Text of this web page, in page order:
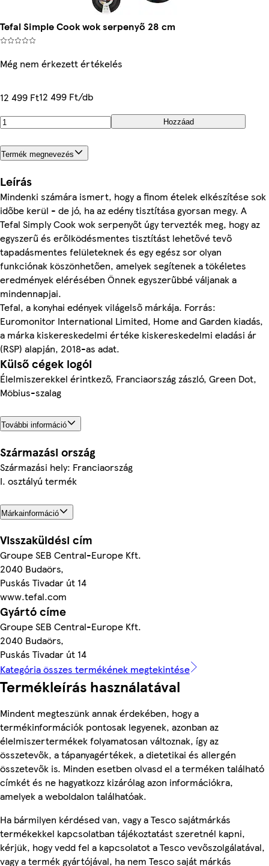
Tefal Simple Cook wok serpenyő 28 cm
Még nem érkezett értékelés
12 499 Ft12 499 Ft/db
Hozzáad
Termék megnevezés
Leírás
Mindenki számára ismert, hogy a finom ételek elkészítése sok
időbe kerül - de jó, ha az edény tisztítása gyorsan megy. A
Tefal Simply Cook wok serpenyőt úgy tervezték meg, hogy az
egyszerű és erőlködésmentes tisztítást lehetővé tevő
tapadásmentes felületeknek és egy egész sor olyan
funkciónak köszönhetően, amelyek segítenek a tökéletes
eredmények elérésében Önnek egyszerűbbé váljanak a
mindennapjai.
Tefal, a konyhai edények világelső márkája. Forrás:
Euromonitor International Limited, Home and Garden kiadás,
a márka kiskereskedelmi értéke kiskereskedelmi eladási ár
(RSP) alapján, 2018-as adat.
Külső cégek logói
Élelmiszerekkel érintkező, Franciaország zászló, Green Dot,
Möbius-szalag
További információ
Származási ország
Származási hely: Franciaország
I. osztályú termék
Márkainformáció
Visszaküldési cím
Groupe SEB Central-Europe Kft.
2040 Budaörs,
Puskás Tivadar út 14
www.tefal.com
Gyártó címe
Groupe SEB Central-Europe Kft.
2040 Budaörs,
Puskás Tivadar út 14
Kategória összes termékének megtekintése
Termékleírás használatával
Mindent megteszünk annak érdekében, hogy a
termékinformációk pontosak legyenek, azonban az
élelmiszertermékek folyamatosan változnak, így az
összetevők, a tápanyagértékek, a dietetikai és allergén
összetevők is. Minden esetben olvasd el a terméken található
címkét és ne hagyatkozz kizárólag azon információkra,
amelyek a weboldalon találhatóak.
Ha bármilyen kérdésed van, vagy a Tesco sajátmárkás
termékekkel kapcsolatban tájékoztatást szeretnél kapni,
kérjük, hogy vedd fel a kapcsolatot a Tesco vevőszolgálatával,
vagy a termék gyártójával, ha nem Tesco saját márkás